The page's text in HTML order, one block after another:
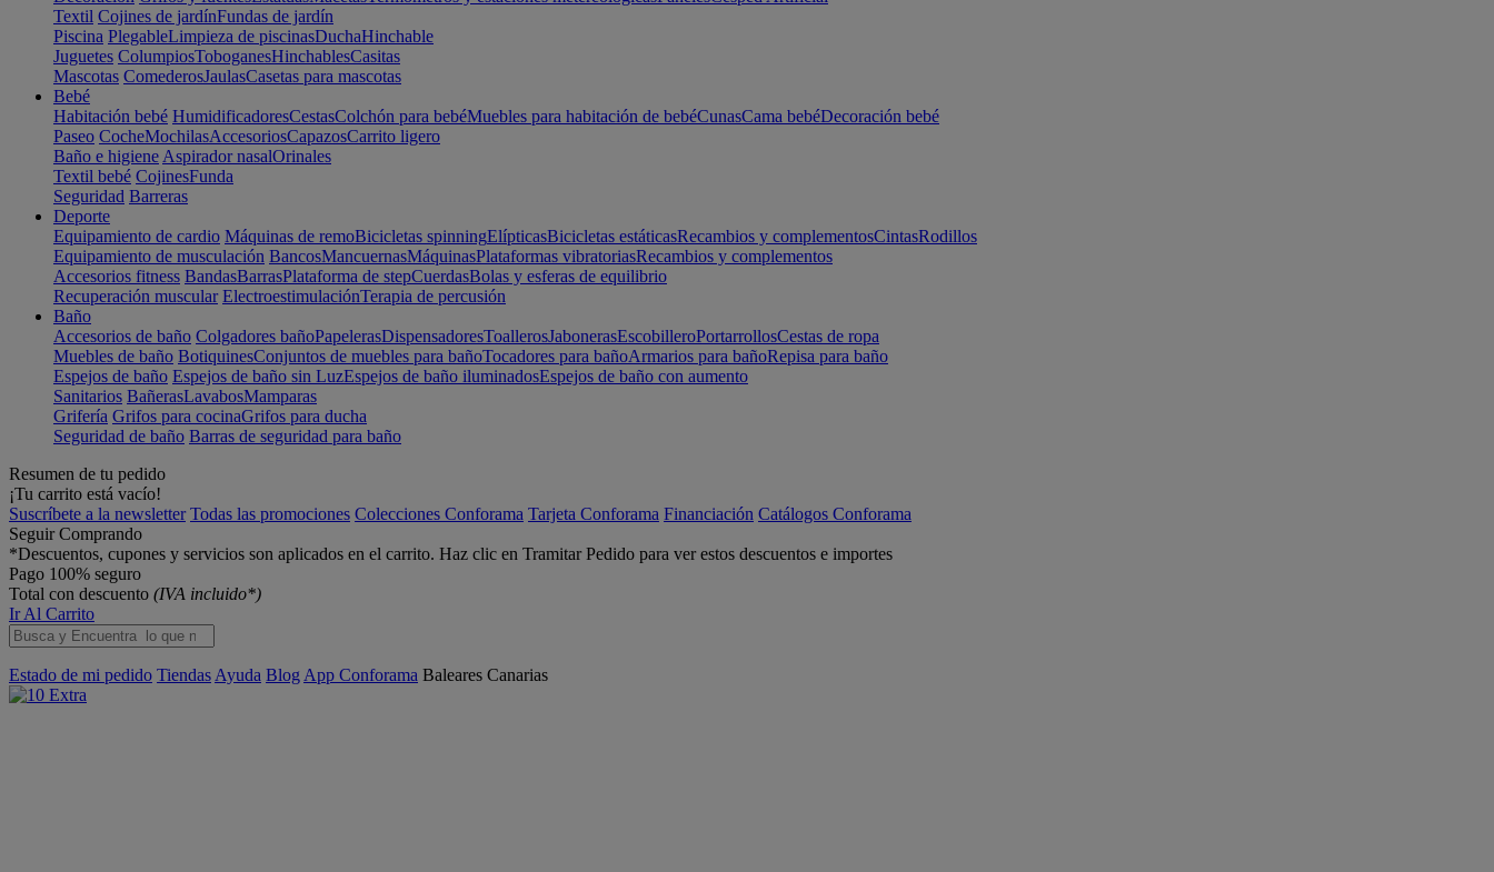
Textil Cojines de jardínFundas de jardín
Piscina PlegableLimpieza de piscinasDuchaHinchable
Juguetes ColumpiosToboganesHinchablesCasitas
Mascotas ComederosJaulasCasetas para mascotas
Bebé
Habitación bebé HumidificadoresCestasColchón para bebéMuebles para habitación de bebéCunasCama bebéDecoración bebé
Paseo CocheMochilasAccesoriosCapazosCarrito ligero
Baño e higiene Aspirador nasalOrinales
Textil bebé CojinesFunda
Seguridad Barreras
Deporte
Equipamiento de cardio Máquinas de remoBicicletas spinningElípticasBicicletas estáticasRecambios y complementosCintasRodillos
Equipamiento de musculación BancosMancuernasMáquinasPlataformas vibratoriasRecambios y complementos
Accesorios fitness BandasBarrasPlataforma de stepCuerdasBolas y esferas de equilibrio
Recuperación muscular ElectroestimulaciónTerapia de percusión
Baño
Accesorios de baño Colgadores bañoPapelerasDispensadoresToallerosJabonerasEscobilleroPortarrollosCestas de ropa
Muebles de baño BotiquinesConjuntos de muebles para bañoTocadores para bañoArmarios para bañoRepisa para baño
Espejos de baño Espejos de baño sin LuzEspejos de baño iluminadosEspejos de baño con aumento
Sanitarios BañerasLavabosMamparas
Grifería Grifos para cocinaGrifos para ducha
Seguridad de baño Barras de seguridad para baño
Resumen de tu pedido
¡Tu carrito está vacío!
Suscríbete a la newsletter Todas las promociones Colecciones Conforama Tarjeta Conforama Financiación Catálogos Conforama
Seguir Comprando
*Descuentos, cupones y servicios son aplicados en el carrito. Haz clic en Tramitar Pedido para ver estos descuentos e importes
Pago 100% seguro
Total con descuento (IVA incluido*)
Ir Al Carrito
Estado de mi pedido Tiendas Ayuda Blog App Conforama Baleares Canarias